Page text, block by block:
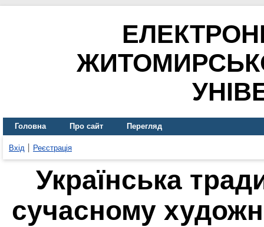
Головна Про сайт Перегляд
Вхід Реєстрація
Українська
сучасному